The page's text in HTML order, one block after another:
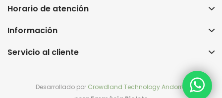
Horario de atención
Información
Servicio al cliente
Desarrollado por Crowdland Technology Andorra